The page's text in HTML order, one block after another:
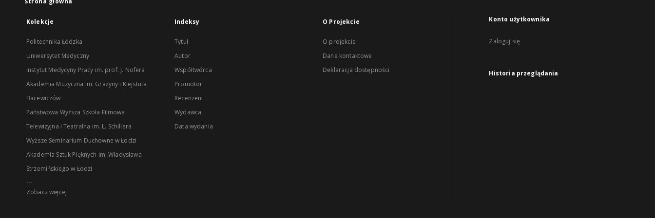
Kolekcje
Politechnika Łódzka
Uniwersytet Medyczny
Instytut Medycyny Pracy im. prof. J. Nofera
Akademia Muzyczna im. Grażyny i Kiejstuta
Bacewiczów
Państwowa Wyższa Szkoła Filmowa
Telewizyjna i Teatralna im. L. Schillera
Wyższe Seminarium Duchowne w Łodzi
Akademia Sztuk Pięknych im. Władysława
Strzemińskiego w Łodzi
...
Zobacz więcej
Indeksy
Tytuł
Autor
Współtwórca
Promotor
Recenzent
Wydawca
Data wydania
O Projekcie
O projekcie
Dane kontaktowe
Deklaracja dostępności
Konto użytkownika
Zaloguj się
Historia przeglądania